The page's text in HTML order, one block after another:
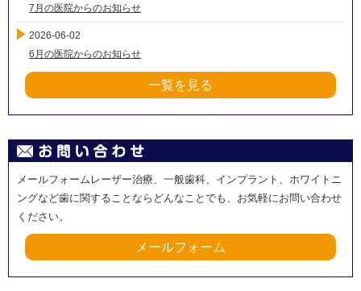
7月の医院からのお知らせ
2026-06-02
6月の医院からのお知らせ
一覧を見る
メールフォームレーザー治療、一般歯科、インプラント、ホワイトニ
ングなど歯に関することならどんなことでも、お気軽にお問い合わせ
ください。
メールフォーム